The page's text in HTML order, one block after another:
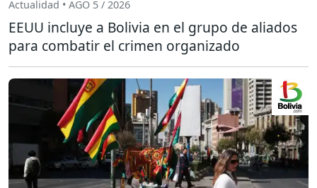
Actualidad • AGO 5 / 2026
EEUU incluye a Bolivia en el grupo de aliados
para combatir el crimen organizado